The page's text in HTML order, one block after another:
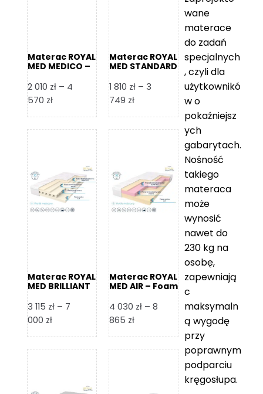
Materac ROYAL
MED MEDICO –
2 010 zł – 4
570 złZakres
od
4
570 zł
Materac ROYAL
MED STANDARD
1 810 zł – 3
749 złZakres
od
3
749 zł
Materac ROYAL
MED BRILLIANT
3 115 zł – 7
000 złZakres
od
Materac ROYAL
MED AIR – Foam
4 030 zł – 8
865 złZakres
od
wane
materace
do zadań
specjalnych
, czyli dla
użytkownikó
w o
pokaźniejsz
ych
gabarytach.
Nośność
takiego
materaca
może
wynosić
nawet do
230 kg na
osobę,
zapewniają
c
maksymaln
ą wygodę
przy
poprawnym
podparciu
kręgosłupa.